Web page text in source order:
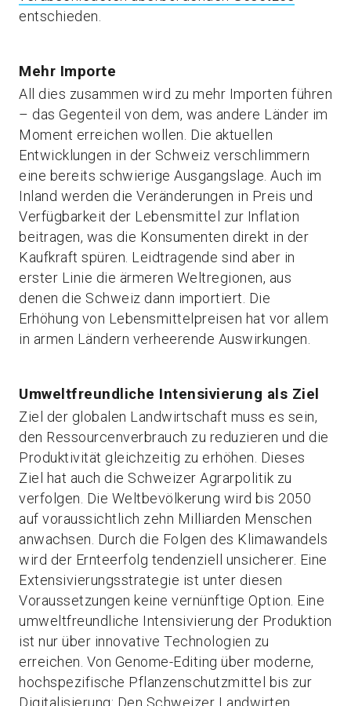
entschieden.
Mehr Importe
All dies zusammen wird zu mehr Importen führen
– das Gegenteil von dem, was andere Länder im
Moment erreichen wollen. Die aktuellen
Entwicklungen in der Schweiz verschlimmern
eine bereits schwierige Ausgangslage. Auch im
Inland werden die Veränderungen in Preis und
Verfügbarkeit der Lebensmittel zur Inflation
beitragen, was die Konsumenten direkt in der
Kaufkraft spüren. Leidtragende sind aber in
erster Linie die ärmeren Weltregionen, aus
denen die Schweiz dann importiert. Die
Erhöhung von Lebensmittelpreisen hat vor allem
in armen Ländern verheerende Auswirkungen.
Umweltfreundliche Intensivierung als Ziel
Ziel der globalen Landwirtschaft muss es sein,
den Ressourcenverbrauch zu reduzieren und die
Produktivität gleichzeitig zu erhöhen. Dieses
Ziel hat auch die Schweizer Agrarpolitik zu
verfolgen. Die Weltbevölkerung wird bis 2050
auf voraussichtlich zehn Milliarden Menschen
anwachsen. Durch die Folgen des Klimawandels
wird der Ernteerfolg tendenziell unsicherer. Eine
Extensivierungsstrategie ist unter diesen
Voraussetzungen keine vernünftige Option. Eine
umweltfreundliche Intensivierung der Produktion
ist nur über innovative Technologien zu
erreichen. Von Genome-Editing über moderne,
hochspezifische Pflanzenschutzmittel bis zur
Digitalisierung: Den Schweizer Landwirten